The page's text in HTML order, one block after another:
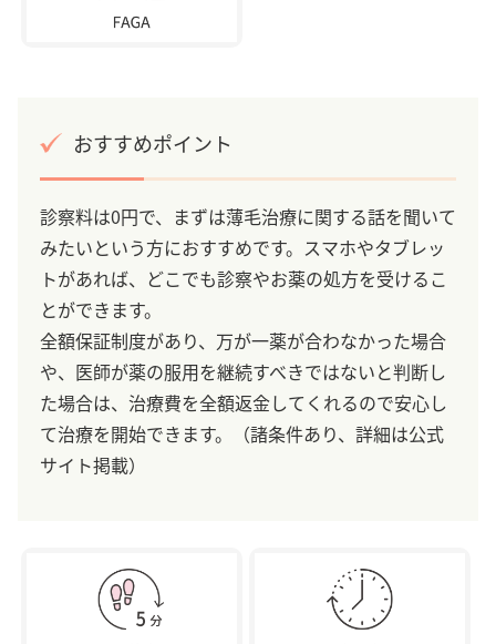
おすすめポイント
診察料は0円で、まずは薄毛治療に関する話を聞いて
みたいという方におすすめです。スマホやタブレッ
トがあれば、どこでも診察やお薬の処方を受けるこ
とができます。
全額保証制度があり、万が一薬が合わなかった場合
や、医師が薬の服用を継続すべきではないと判断し
た場合は、治療費を全額返金してくれるので安心し
て治療を開始できます。（諸条件あり、詳細は公式
サイト掲載）